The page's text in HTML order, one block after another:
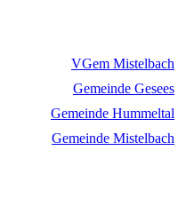
VGem Mistelbach
Gemeinde Gesees
Gemeinde Hummeltal
Gemeinde Mistelbach